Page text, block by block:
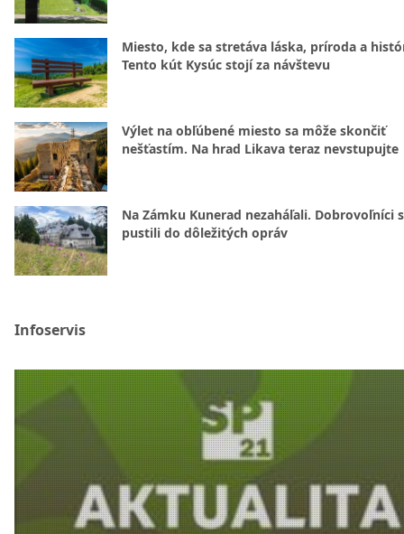
Miesto, kde sa stretáva láska, príroda a
Tento kút Kysúc stojí za návštevu
Výlet na obľúbené miesto sa môže skončiť
nešťastím. Na hrad Likava teraz nevstupujte
Na Zámku Kunerad nezaháľali. Dobrovoľníci
pustili do dôležitých opráv
Infoservis